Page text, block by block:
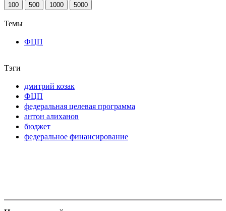
100 500 1000 5000
Темы
ФЦП
Тэги
дмитрий козак
ФЦП
федеральная целевая программа
антон алиханов
бюджет
федеральное финансирование